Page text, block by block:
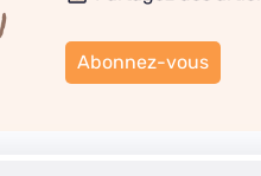
Abonnez-vous